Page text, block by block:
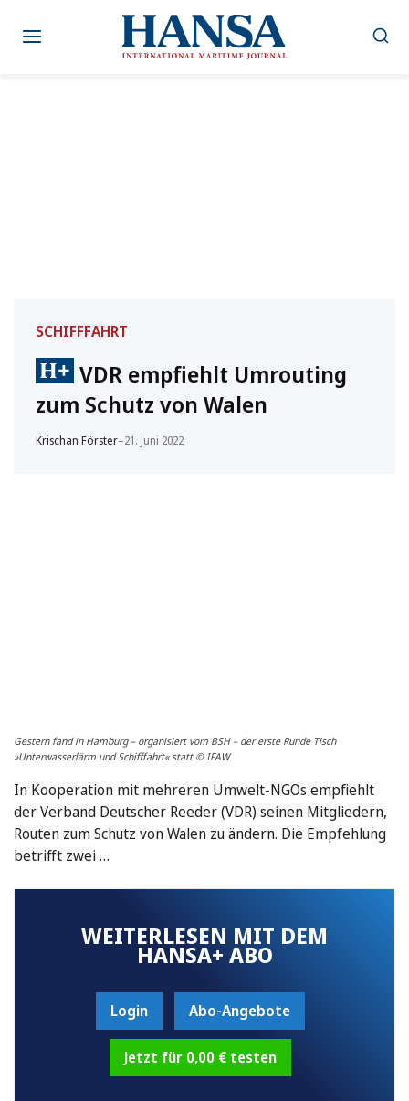
Inhalt
SCHIFFFAHRT
VDR empfiehlt Umrouting
zum Schutz von Walen
Krischan Förster–21. Juni 2022
Gestern fand in Hamburg – organisiert vom BSH – der erste Runde Tisch
»Unterwasserlärm und Schifffahrt« statt © IFAW
In Kooperation mit mehreren Umwelt-NGOs empfiehlt
der Verband Deutscher Reeder (VDR) seinen Mitgliedern,
Routen zum Schutz von Walen zu ändern. Die Empfehlung
betrifft zwei …
WEITERLESEN MIT DEM
HANSA+ ABO
Login Abo-Angebote
Jetzt für 0,00 € testen